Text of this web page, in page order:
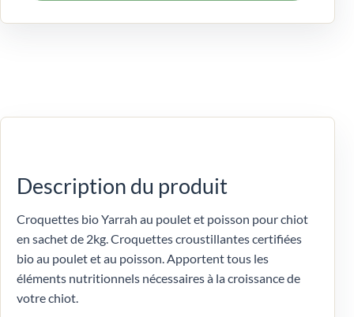
Description du produit
Croquettes bio Yarrah au poulet et poisson pour chiot
en sachet de 2kg. Croquettes croustillantes certifiées
bio au poulet et au poisson. Apportent tous les
éléments nutritionnels nécessaires à la croissance de
votre chiot.